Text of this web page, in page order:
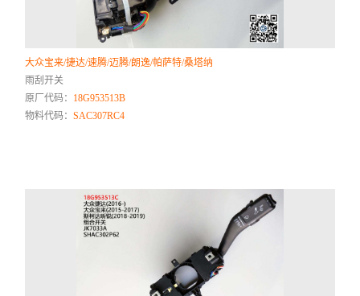
大众宝来/捷达/速腾/迈腾/朗逸/帕萨特/桑塔纳
雨刮开关
原厂代码： 18G953513B
物料代码：SAC307RC4